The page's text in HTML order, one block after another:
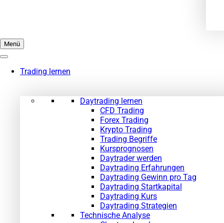
Menü
Trading lernen
Daytrading lernen
CFD Trading
Forex Trading
Krypto Trading
Trading Begriffe
Kursprognosen
Daytrader werden
Daytrading Erfahrungen
Daytrading Gewinn pro Tag
Daytrading Startkapital
Daytrading Kurs
Daytrading Strategien
Technische Analyse